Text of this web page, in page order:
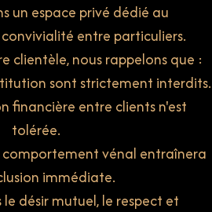
un espace privé dédié au
entre particuliers.
clientèle, nous rappelons que :
sont strictement interdits.
financière entre clients n'est
tolérée.
vénal entraînera
immédiate.
le désir mutuel, le respect et